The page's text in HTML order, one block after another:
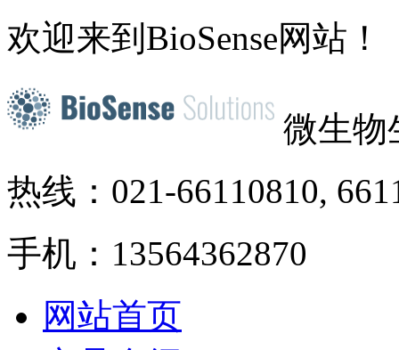
欢迎来到BioSense网站！
微生物
热线：021-66110810,
手机：13564362870
网站首页